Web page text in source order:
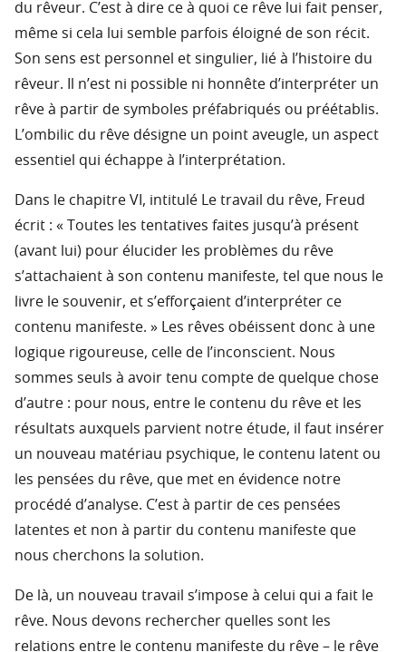
du rêveur. C’est à dire ce à quoi ce rêve lui fait penser,
même si cela lui semble parfois éloigné de son récit.
Son sens est personnel et singulier, lié à l’histoire du
rêveur. Il n’est ni possible ni honnête d’interpréter un
rêve à partir de symboles préfabriqués ou préétablis.
L’ombilic du rêve désigne un point aveugle, un aspect
essentiel qui échappe à l’interprétation.
Dans le chapitre VI, intitulé Le travail du rêve, Freud
écrit : « Toutes les tentatives faites jusqu’à présent
(avant lui) pour élucider les problèmes du rêve
s’attachaient à son contenu manifeste, tel que nous le
livre le souvenir, et s’efforçaient d’interpréter ce
contenu manifeste. » Les rêves obéissent donc à une
logique rigoureuse, celle de l’inconscient. Nous
sommes seuls à avoir tenu compte de quelque chose
d’autre : pour nous, entre le contenu du rêve et les
résultats auxquels parvient notre étude, il faut insérer
un nouveau matériau psychique, le contenu latent ou
les pensées du rêve, que met en évidence notre
procédé d’analyse. C’est à partir de ces pensées
latentes et non à partir du contenu manifeste que
nous cherchons la solution.
De là, un nouveau travail s’impose à celui qui a fait le
rêve. Nous devons rechercher quelles sont les
relations entre le contenu manifeste du rêve – le rêve